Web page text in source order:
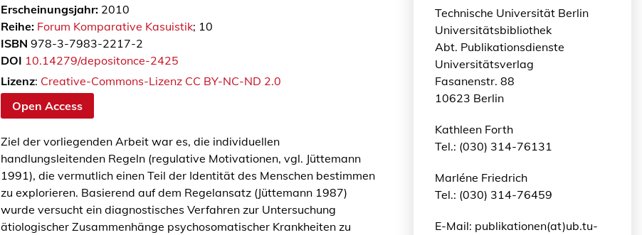
Erscheinungsjahr:2010
Reihe: Forum Komparative Kasuistik; 10
ISBN 978-3-7983-2217-2
DOI 10.14279/depositonce-2425
Lizenz: Creative-Commons-Lizenz CC BY-NC-ND 2.0
Open Access
Ziel der vorliegenden Arbeit war es, die individuellen
handlungsleitenden Regeln (regulative Motivationen, vgl. Jüttemann
1991), die vermutlich einen Teil der Identität des Menschen bestimmen
zu explorieren. Basierend auf dem Regelansatz (Jüttemann 1987)
wurde versucht ein diagnostisches Verfahren zur Untersuchung
ätiologischer Zusammenhänge psychosomatischer Krankheiten zu
Technische Universität Berlin
Universitätsbibliothek
Abt. Publikationsdienste
Universitätsverlag
Fasanenstr. 88
10623 Berlin
Kathleen Forth
Tel.: (030) 314-76131
Marléne Friedrich
Tel.: (030) 314-76459
E-Mail: publikationen(at)ub.tu-